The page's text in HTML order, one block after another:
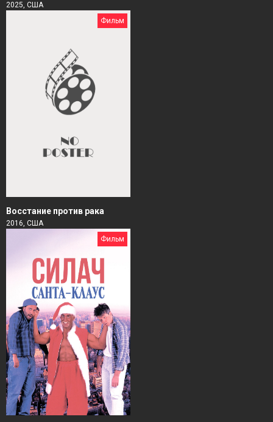
2025, США
Фильм
Восстание против рака
2016, США
Фильм